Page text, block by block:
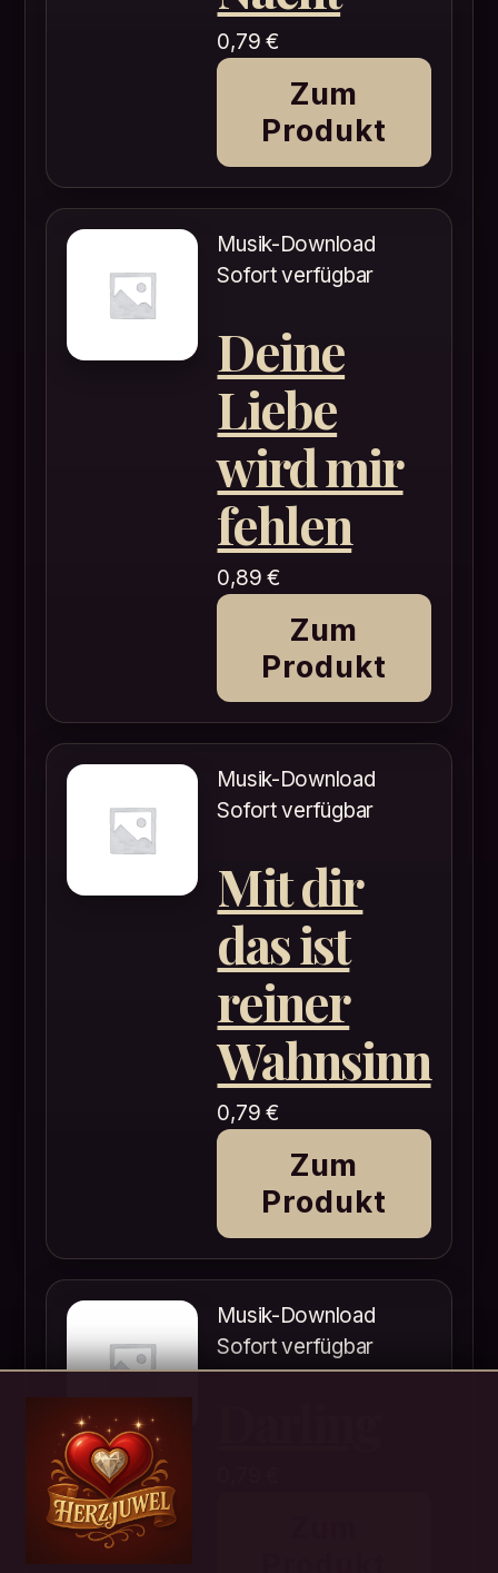
0,79€
Zum
Produkt
Musik-Download
Sofort verfügbar
Deine
Liebe
wird mir
fehlen
0,89€
Zum
Produkt
Musik-Download
Sofort verfügbar
Mit dir
das ist
reiner
Wahnsinn
0,79€
Zum
Produkt
Musik-Download
Sofort verfügbar